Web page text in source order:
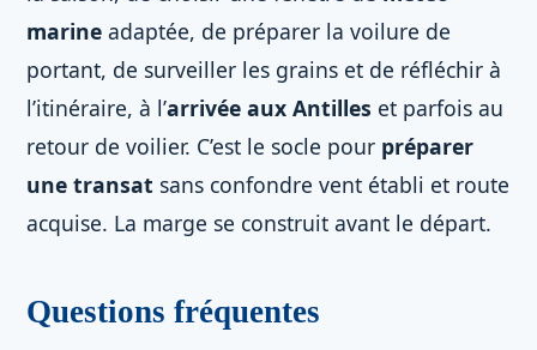
marine adaptée, de préparer la voilure de
portant, de surveiller les grains et de réfléchir à
l’itinéraire, à l’arrivée aux Antilles et parfois au
retour de voilier. C’est le socle pour préparer
une transat sans confondre vent établi et route
acquise. La marge se construit avant le départ.
Questions fréquentes